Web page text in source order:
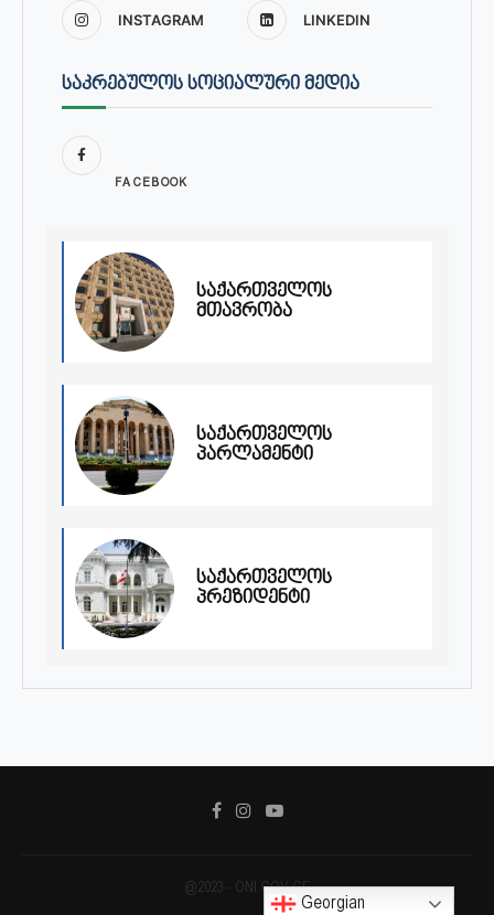
INSTAGRAM LINKEDIN
ᲡᲐᲙᲠᲔᲑᲣᲚᲝᲡ ᲡᲝᲪᲘᲐᲚᲣᲠᲘ ᲛᲔᲓᲘᲐ
FACEBOOK
საქართველოს
მთავრობა
საქართველოს
პარლამენტი
საქართველოს
პრეზიდენტი
@2023 - ONI.GOV.GE
Georgian